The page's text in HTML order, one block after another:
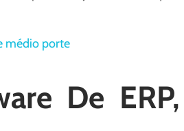
médio porte
De ERP,